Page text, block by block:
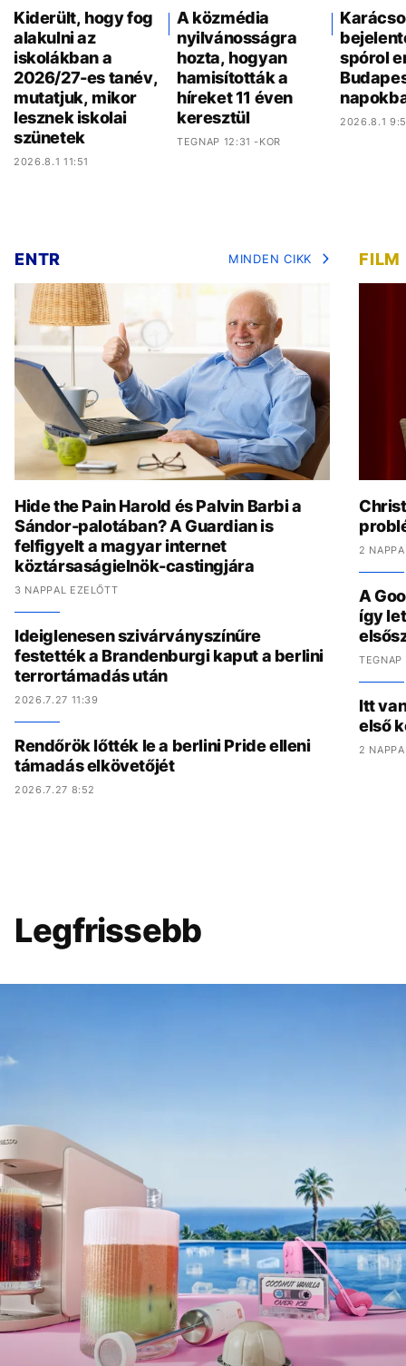
Kiderült, hogy fog
alakulni az
iskolákban a
2026/27-es tanév,
mutatjuk, mikor
lesznek iskolai
szünetek
2026.8.1 11:51
A közmédia
nyilvánosságra
hozta, hogyan
hamisították a
híreket 11 éven
keresztül
TEGNAP 12:31 -KOR
spórol
2026.8.1
ENTR MINDEN CIKK
Hide the Pain Harold és Palvin Barbi a
Sándor-palotában? A Guardian is
felfigyelt a magyar internet
köztársaságielnök-castingjára
3 NAPPAL EZELŐTT
Ideiglenesen szivárványszínűre
festették a Brandenburgi kaput a berlini
terrortámadás után
2026.7.27 11:39
Rendőrök lőtték le a berlini Pride elleni
támadás elkövetőjét
2026.7.27 8:52
FILM
2
A
így
Itt
első
2
Legfrissebb